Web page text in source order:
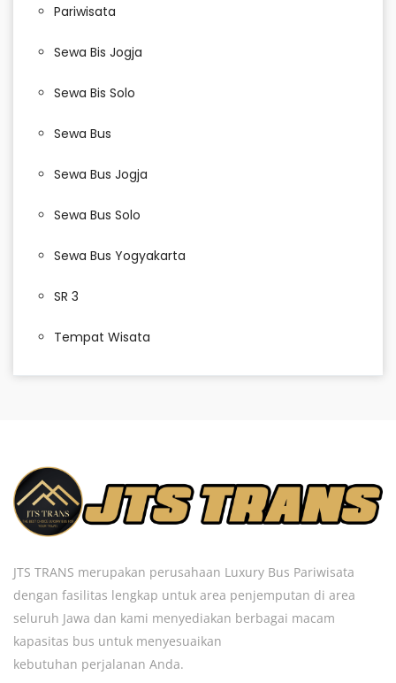
Pariwisata
Sewa Bis Jogja
Sewa Bis Solo
Sewa Bus
Sewa Bus Jogja
Sewa Bus Solo
Sewa Bus Yogyakarta
SR 3
Tempat Wisata
JTS TRANS merupakan perusahaan Luxury Bus Pariwisata
dengan fasilitas lengkap untuk area penjemputan di area
seluruh Jawa dan kami menyediakan berbagai macam
kapasitas bus untuk menyesuaikan
kebutuhan perjalanan Anda.